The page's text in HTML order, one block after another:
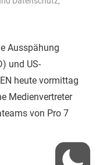
Ausspähung
und US-
heute vormittag
Medienvertreter
von Pro 7